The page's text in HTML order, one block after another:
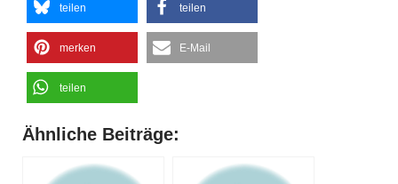
teilen teilen
merken E-Mail
teilen
Ähnliche Beiträge: